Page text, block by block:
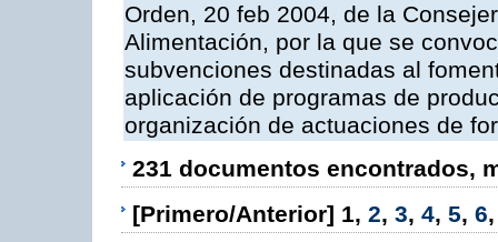
Orden, 20 feb 2004, de la
Alimentación, por la que se
subvenciones destinadas al
aplicación de programas de
organización de actuaciones de
231 documentos encontrados,
[Primero/Anterior] 1, 2, 3, 4, 5, 6